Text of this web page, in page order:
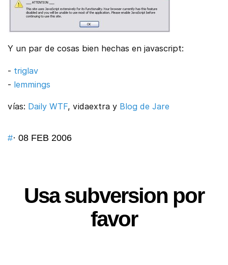
Y un par de cosas bien hechas en javascript:
- triglav
- lemmings
vías: Daily WTF, vidaextra y Blog de Jare
#· 08 FEB 2006
Usa subversion por
favor